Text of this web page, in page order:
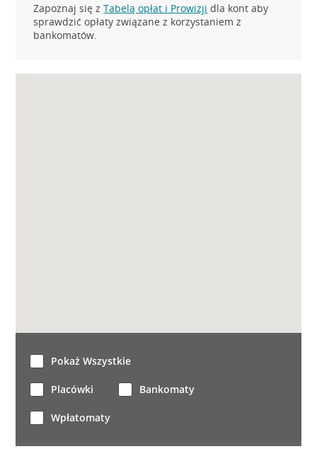
Zapoznaj się zTabelą opłat i Prowizji dla kont aby
sprawdzić opłaty związane z korzystaniem z
bankomatów.
Pokaż Wszystkie
Placówki Bankomaty
Wpłatomaty